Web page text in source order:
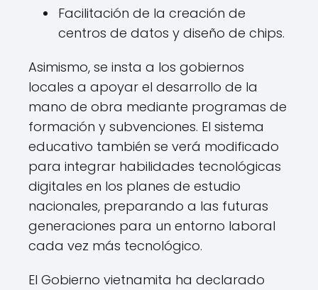
Facilitación de la creación de
centros de datos y diseño de chips.
Asimismo, se insta a los gobiernos
locales a apoyar el desarrollo de la
mano de obra mediante programas de
formación y subvenciones. El sistema
educativo también se verá modificado
para integrar habilidades tecnológicas
digitales en los planes de estudio
nacionales, preparando a las futuras
generaciones para un entorno laboral
cada vez más tecnológico.
El Gobierno vietnamita ha declarado